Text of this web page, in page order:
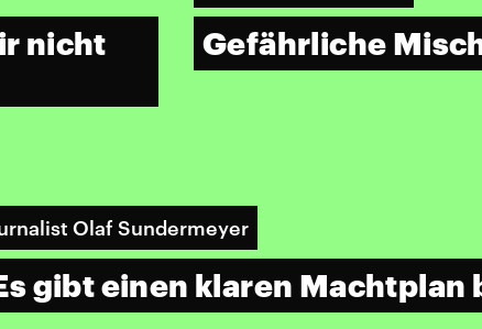
nicht
Gefährliche
Olaf Sundermeyer
gibt einen klaren Machtplan